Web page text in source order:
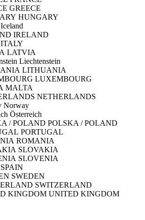
GREECE
HUNGARY
Iceland
IRELAND
ITALY
LATVIA
Liechtenstein
LITHUANIA
LUXEMBOURG
MALTA
NETHERLANDS
Norway
Österreich
POLSKA / POLAND
PORTUGAL
ROMANIA
SLOVAKIA
SLOVENIA
SPAIN
SWEDEN
SWITZERLAND
UNITED KINGDOM